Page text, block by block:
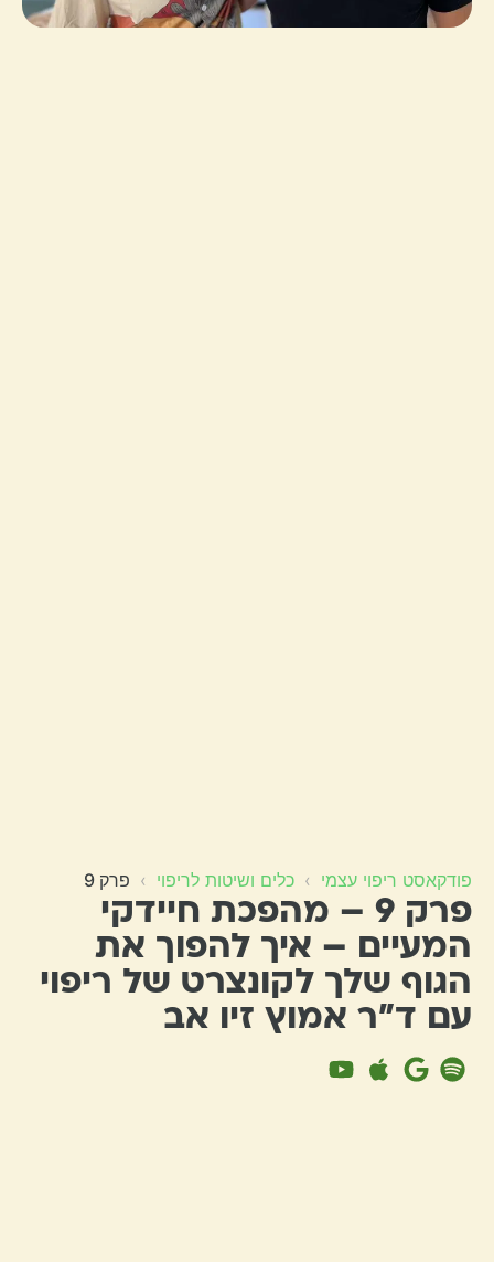
פודקאסט ריפוי עצמי › כלים ושיטות לריפוי › פרק 9
פרק 9 – מהפכת חיידקי
המעיים – איך להפוך את
הגוף שלך לקונצרט של ריפוי
עם ד״ר אמוץ זיו אב